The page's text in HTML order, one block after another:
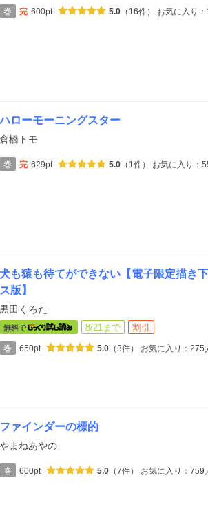
巻 完 600pt 5.0 （16件） お気に入り：
ハローモーニングスター
倉橋トモ
巻 完 629pt 5.0 （1件） お気に入り：
犬も猿も待てができない【電子限定描き
ス版】
黒田くろた
無料で 8/21まで 割引
巻 650pt 5.0 （3件） お気に入り：275
ファインダーの標的
やまねあやの
巻 600pt 5.0 （7件） お気に入り：759